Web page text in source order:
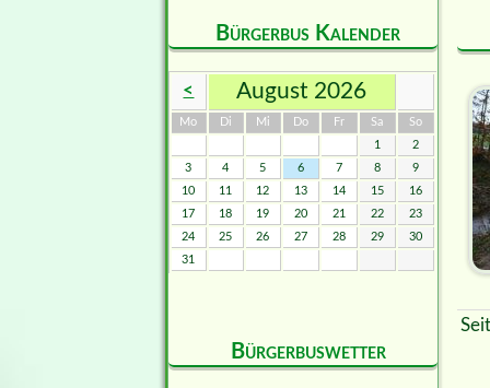
Bürgerbus Kalender
< August 2026
Montag DienstagMittwoch
Donnerstag
Freitag SamstagSonntag
1
2
3
4 5 6 7 8
9
10
11 12 13 14 15
16
17
18 19 20 21 22
23
24
25 26 27 28 29
30
31
Bürgerbuswetter